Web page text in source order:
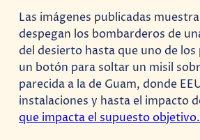
Las imágenes publicadas
despegan los bombarderos de
del desierto hasta que uno de
un botón para soltar un misil
parecida a la de Guam, donde
instalaciones y hasta el impacto
que impacta el supuesto objetivo.